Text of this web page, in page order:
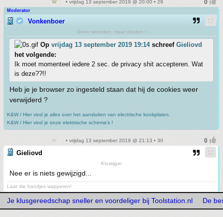
• vrijdag 13 september 2019 @ 20:00 • 29
Moderator
Vonkenboer
Geen woorden, maar draden !
Op vrijdag 13 september 2019 19:14schreef Gieliovd
het volgende:
Ik moet momenteel iedere 2 sec. de privacy shit accepteren. Wat
is deze??!!
Heb je je browser zo ingesteld staan dat hij de cookies weer
verwijderd ?
K&W / Hier vind je alles over het aansluiten van electrische kookplaten.
K&W / Hier vind je onze elektrische schema's !
• vrijdag 13 september 2019 @ 21:13 • 30
Gieliovd
Klustijger
Nee er is niets gewijzigd...
Laat die handjes wapperen!
Je klusgereedschap sneller en voordeliger bij Toolstation.nl De